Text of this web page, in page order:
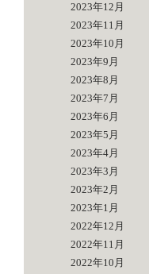
2023年12月
2023年11月
2023年10月
2023年9月
2023年8月
2023年7月
2023年6月
2023年5月
2023年4月
2023年3月
2023年2月
2023年1月
2022年12月
2022年11月
2022年10月